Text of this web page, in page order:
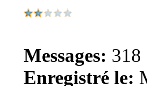
Messages: 318
Enregistré le: